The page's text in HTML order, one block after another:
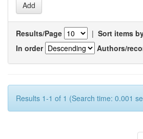
Results/Page | Sort items
In order
Authors/
Results 1-1 of 1 (Search time: 0.001